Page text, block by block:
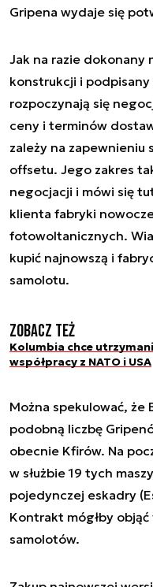
Gripena wydaje się
Jak na razie dokonany
konstrukcji i podpisany
rozpoczynają się
ceny i terminów
zależy na zapewnieniu
offsetu. Jego zakres
negocjacji i mówi się
klienta fabryki
fotowoltanicznych.
kupić najnowszą i
samolotu.
Zobacz też
Kolumbia chce
współpracy z NATO i USA
Można spekulować, że
podobną liczbę
obecnie Kfirów. Na
w służbie 19 tych
pojedynczej eskadry
Kontrakt mógłby
samolotów.